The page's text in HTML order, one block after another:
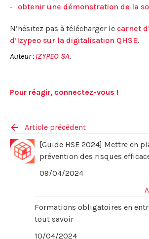
obtenir une démonstration de la
N’hésitez pas à télécharger le carnet
d’Izypeo sur la digitalisation QHSE.
Auteur : IZYPEO SA.
Pour réagir, connectez-vous !
Article précédent
[Guide HSE 2024] Mettre en
prévention des risques
09/04/2024
Formations obligatoires en
tout savoir
10/04/2024